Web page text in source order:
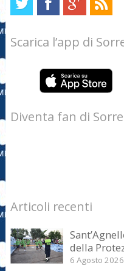
Scarica l’app di
Diventa fan di
Articoli recenti
della
6 Agosto 2026